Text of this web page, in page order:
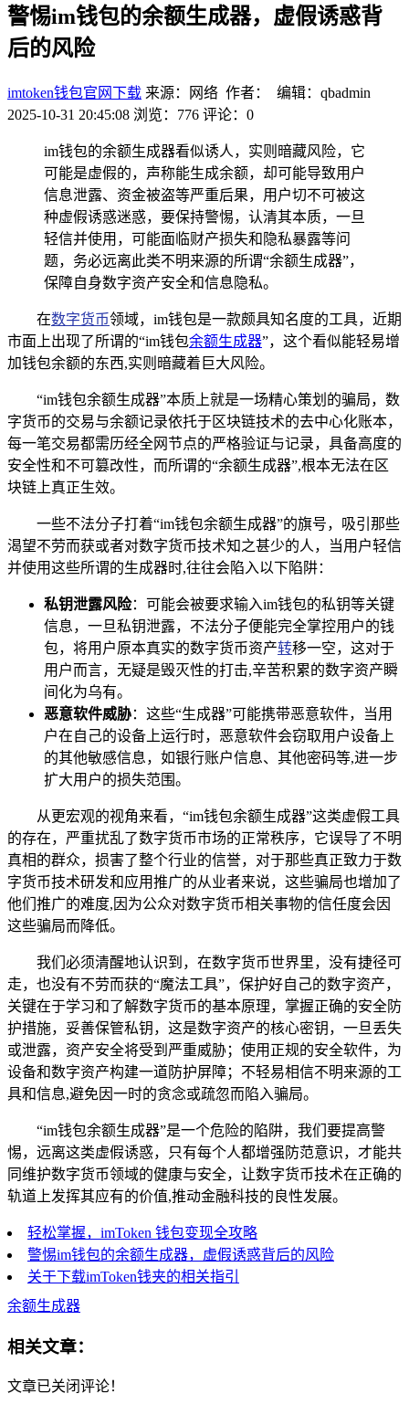
警惕im钱包的余额生成器，虚假诱惑背
后的风险
imtoken钱包官网下载 来源：网络 作者： 编辑：qbadmin
2025-10-31 20:45:08 浏览：776 评论：0
im钱包的余额生成器看似诱人，实则暗藏风险，它
可能是虚假的，声称能生成余额，却可能导致用户
信息泄露、资金被盗等严重后果，用户切不可被这
种虚假诱惑迷惑，要保持警惕，认清其本质，一旦
轻信并使用，可能面临财产损失和隐私暴露等问
题，务必远离此类不明来源的所谓“余额生成器”，
保障自身数字资产安全和信息隐私。
在数字货币领域，im钱包是一款颇具知名度的工具，近期
市面上出现了所谓的“im钱包余额生成器”，这个看似能轻易增
加钱包余额的东西,实则暗藏着巨大风险。
“im钱包余额生成器”本质上就是一场精心策划的骗局，数
字货币的交易与余额记录依托于区块链技术的去中心化账本，
每一笔交易都需历经全网节点的严格验证与记录，具备高度的
安全性和不可篡改性，而所谓的“余额生成器”,根本无法在区
块链上真正生效。
一些不法分子打着“im钱包余额生成器”的旗号，吸引那些
渴望不劳而获或者对数字货币技术知之甚少的人，当用户轻信
并使用这些所谓的生成器时,往往会陷入以下陷阱：
私钥泄露风险：可能会被要求输入im钱包的私钥等关键
信息，一旦私钥泄露，不法分子便能完全掌控用户的钱
包，将用户原本真实的数字货币资产转移一空，这对于
用户而言，无疑是毁灭性的打击,辛苦积累的数字资产瞬
间化为乌有。
恶意软件威胁：这些“生成器”可能携带恶意软件，当用
户在自己的设备上运行时，恶意软件会窃取用户设备上
的其他敏感信息，如银行账户信息、其他密码等,进一步
扩大用户的损失范围。
从更宏观的视角来看，“im钱包余额生成器”这类虚假工具
的存在，严重扰乱了数字货币市场的正常秩序，它误导了不明
真相的群众，损害了整个行业的信誉，对于那些真正致力于数
字货币技术研发和应用推广的从业者来说，这些骗局也增加了
他们推广的难度,因为公众对数字货币相关事物的信任度会因
这些骗局而降低。
我们必须清醒地认识到，在数字货币世界里，没有捷径可
走，也没有不劳而获的“魔法工具”，保护好自己的数字资产，
关键在于学习和了解数字货币的基本原理，掌握正确的安全防
护措施，妥善保管私钥，这是数字资产的核心密钥，一旦丢失
或泄露，资产安全将受到严重威胁；使用正规的安全软件，为
设备和数字资产构建一道防护屏障；不轻易相信不明来源的工
具和信息,避免因一时的贪念或疏忽而陷入骗局。
“im钱包余额生成器”是一个危险的陷阱，我们要提高警
惕，远离这类虚假诱惑，只有每个人都增强防范意识，才能共
同维护数字货币领域的健康与安全，让数字货币技术在正确的
轨道上发挥其应有的价值,推动金融科技的良性发展。
轻松掌握，imToken 钱包变现全攻略
警惕im钱包的余额生成器，虚假诱惑背后的风险
关于下载imToken钱夹的相关指引
余额生成器
相关文章：
文章已关闭评论！